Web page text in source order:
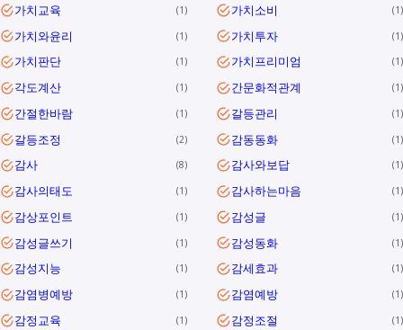
가치교육 1 가치소비 1
가치와윤리 1 가치투자 1
가치판단 1 가치프리미엄 1
각도계산 1 간문화적관계 1
간절한바람 1 갈등관리 1
갈등조정 2 감동동화 1
감사 8 감사와보답 1
감사의태도 1 감사하는마음 1
감상포인트 1 감성글 1
감성글쓰기 1 감성동화 1
감성지능 1 감세효과 1
감염병예방 1 감염예방 1
감정교육 1 감정조절 1